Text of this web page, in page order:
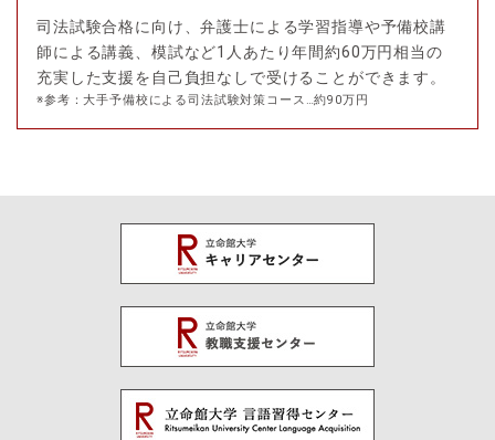
司法試験合格に向け、弁護士による学習指導や予備校講
師による講義、模試など1人あたり年間約60万円相当の
充実した支援を自己負担なしで受けることができます。
※参考：大手予備校による司法試験対策コース…約90万円